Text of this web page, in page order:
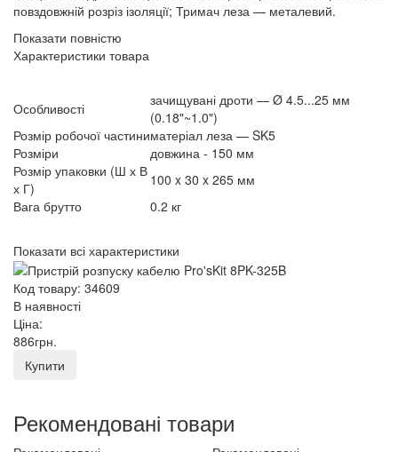
повздовжній розріз ізоляції; Тримач леза — металевий.
Показати повністю
Характеристики товара
Особливості
зачищувані дроти — Ø 4.5...25 мм
(0.18"~1.0")
Розмір робочої частиниматеріал леза — SK5
Розміри
довжина - 150 мм
Розмір упаковки (Ш х В
х Г)
100 x 30 x 265 мм
Вага брутто
0.2 кг
Показати всі характеристики
Код товару: 34609
В наявності
Ціна:
886грн.
Купити
Рекомендовані товари